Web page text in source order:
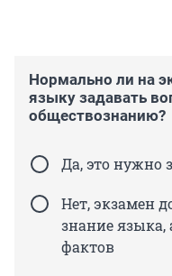
Нормально ли на
языку задавать
обществознанию?
Да, это нужно
Нет, экзамен
знание языка,
фактов